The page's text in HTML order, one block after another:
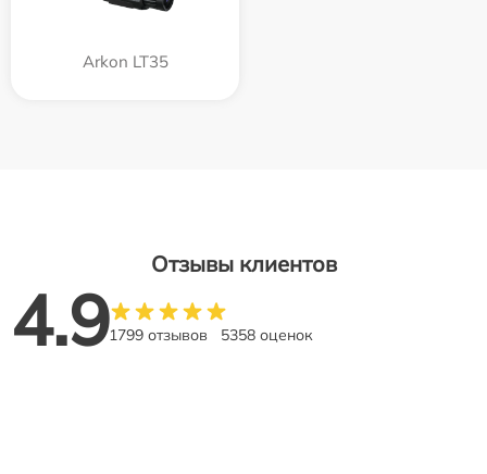
Arkon LT35
Отзывы клиентов
4.91799 отзывов 5358 оценок